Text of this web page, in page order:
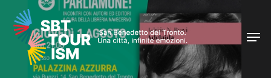
Skip
main
content